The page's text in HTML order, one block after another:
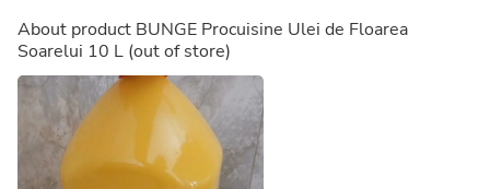
About product BUNGE Procuisine Ulei de Floarea
Soarelui 10 L (out of store)